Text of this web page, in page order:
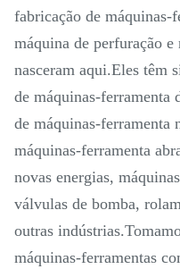
fabricação de
máquina de perfuração
nasceram aqui.Eles têm
de máquinas-ferramenta
de máquinas-ferramenta
máquinas-ferramenta
novas energias,
válvulas de bomba,
outras
máquinas-ferramentas